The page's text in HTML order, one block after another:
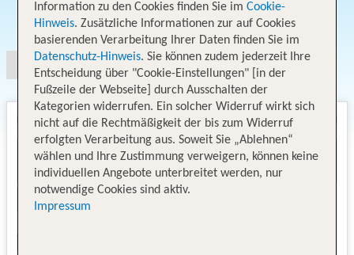
Angebotsauswahl
Information zu den Cookies finden Sie im Cookie-
Hinweis. Zusätzliche Informationen zur auf Cookies
basierenden Verarbeitung Ihrer Daten finden Sie im
Datenschutz-Hinweis. Sie können zudem jederzeit Ihre
Entscheidung über "Cookie-Einstellungen" [in der
Fußzeile der Webseite] durch Ausschalten der
Kategorien widerrufen. Ein solcher Widerruf wirkt sich
nicht auf die Rechtmäßigkeit der bis zum Widerruf
erfolgten Verarbeitung aus. Soweit Sie „Ablehnen“
wählen und Ihre Zustimmung verweigern, können keine
individuellen Angebote unterbreitet werden, nur
notwendige Cookies sind aktiv.
Impressum